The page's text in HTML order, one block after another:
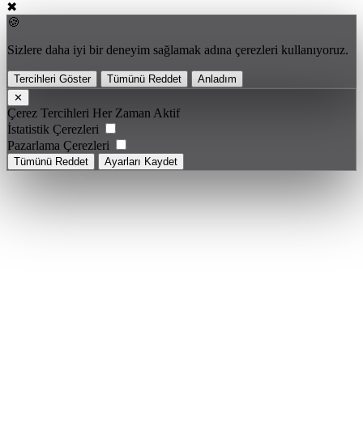
✖
🍪
Sizlere daha iyi bir deneyim sağlamak adına çerezleri kullanıyoruz.
Tercihleri Göster Tümünü Reddet
Anladım
✕
Çerez Tercihleri Her Zaman Aktif
İstatistik Çerezleri
Pazarlama Çerezleri
Tümünü Reddet Ayarları Kaydet